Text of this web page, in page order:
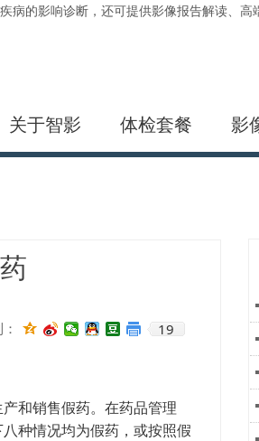
的影响诊断，还可提供影像报告解读、高
关于智影 体检套餐 影
和销售假药。在药品管理
种情况均为假药，或按照假
19
넷
넷
넷
넷